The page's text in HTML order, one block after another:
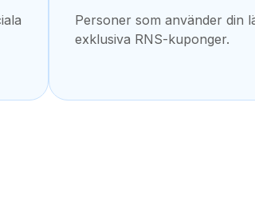
Personer som använder din
exklusiva RNS-kuponger.